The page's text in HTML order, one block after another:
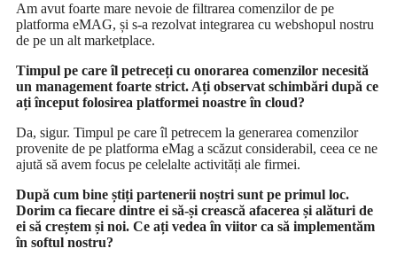
Am avut foarte mare nevoie de filtrarea comenzilor de pe
platforma eMAG, și s-a rezolvat integrarea cu webshopul nostru
de pe un alt marketplace.
Timpul pe care îl petreceți cu onorarea comenzilor necesită
un management foarte strict. Ați observat schimbări după ce
ați început folosirea platformei noastre în cloud?
Da, sigur. Timpul pe care îl petrecem la generarea comenzilor
provenite de pe platforma eMag a scăzut considerabil, ceea ce ne
ajută să avem focus pe celelalte activități ale firmei.
După cum bine știți partenerii noștri sunt pe primul loc.
Dorim ca fiecare dintre ei să-și crească afacerea și alături de
ei să creștem și noi. Ce ați vedea în viitor ca să implementăm
în softul nostru?